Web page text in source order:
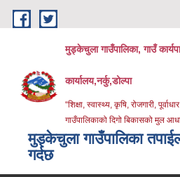
Skip to main content
मुड्केचुला गाउँपालिका, गाउँ
कार्यालय,नर्कु,डोल्पा
“शिक्षा, स्वास्थ्य, कृषि, रोजगारी,
गाउँपालिकाको दिगो बिकासको मुल
मुड्केचुला गाउँपालिका
गर्दछ